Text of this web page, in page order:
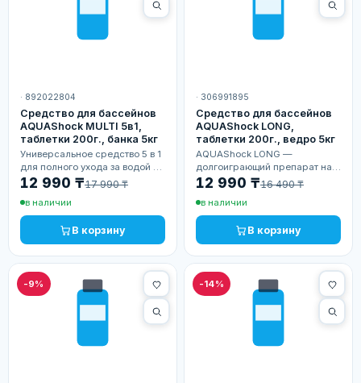
· 892022804
Средство для бассейнов
AQUAShock MULTI 5в1,
таблетки 200г., банка 5кг
Универсальное средство 5 в 1
для полного ухода за водой —
дезинфекция, коагуляция и
препарате. Удобный формат
таблеток идеален…
12 990 ₸17 990 ₸
в наличии
В корзину
· 306991895
Средство для бассейнов
AQUAShock LONG,
таблетки 200г., ведро 5кг
AQUAShock LONG —
долгоиграющий препарат на
основе хлора в таблетках для
борьбы с водорослями.
Экономичная фасовка 5 кг…
12 990 ₸16 490 ₸
в наличии
В корзину
-9% -14%